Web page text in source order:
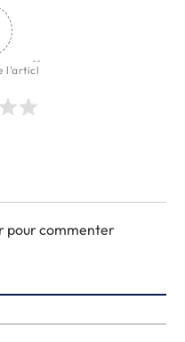
l'articl
pour commenter